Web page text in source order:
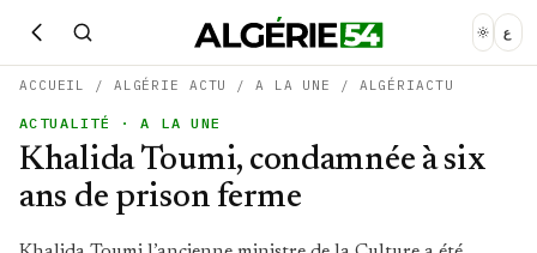
ع
ACCUEIL / ALGÉRIE ACTU /A LA UNE / ALGÉRIACTU
ACTUALITÉ · A LA UNE
Khalida Toumi, condamnée à six
ans de prison ferme